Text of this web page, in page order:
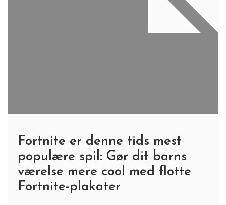
Fortnite er denne tids mest
populære spil: Gør dit barns
værelse mere cool med flotte
Fortnite-plakater